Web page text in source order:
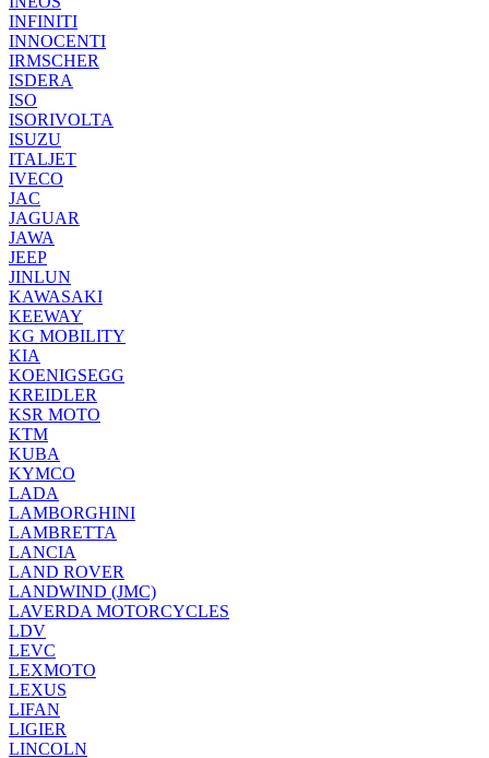
INFINITI
INNOCENTI
IRMSCHER
ISDERA
ISO
ISORIVOLTA
ISUZU
ITALJET
IVECO
JAC
JAGUAR
JAWA
JEEP
JINLUN
KAWASAKI
KEEWAY
KG MOBILITY
KIA
KOENIGSEGG
KREIDLER
KSR MOTO
KTM
KUBA
KYMCO
LADA
LAMBORGHINI
LAMBRETTA
LANCIA
LAND ROVER
LANDWIND (JMC)
LAVERDA MOTORCYCLES
LDV
LEVC
LEXMOTO
LEXUS
LIFAN
LIGIER
LINCOLN